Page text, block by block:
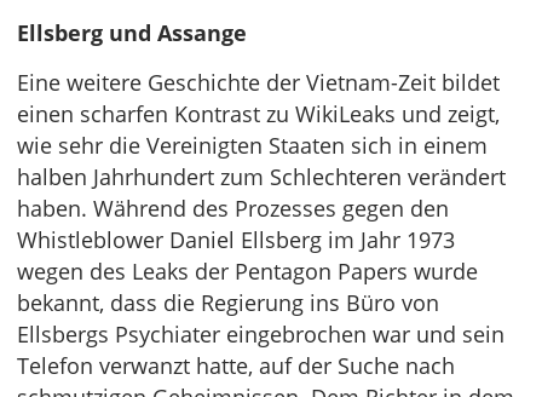
Ellsberg und Assange
Eine weitere Geschichte der Vietnam-Zeit bildet
einen scharfen Kontrast zu WikiLeaks und zeigt,
wie sehr die Vereinigten Staaten sich in einem
halben Jahrhundert zum Schlechteren verändert
haben. Während des Prozesses gegen den
Whistleblower Daniel Ellsberg im Jahr 1973
wegen des Leaks der Pentagon Papers wurde
bekannt, dass die Regierung ins Büro von
Ellsbergs Psychiater eingebrochen war und sein
Telefon verwanzt hatte, auf der Suche nach